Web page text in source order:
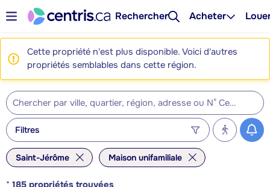
Rechercher Acheter
Cette propriété n'est plus disponible. Voici d'autres
propriétés semblables dans cette région.
Filtres
Saint-Jérôme Maison unifamiliale